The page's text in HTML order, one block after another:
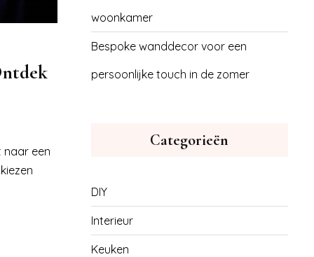
naar een
woonkamer
Bespoke wanddecor voor een
persoonlijke touch in de zomer
Categorieën
DIY
Interieur
Keuken